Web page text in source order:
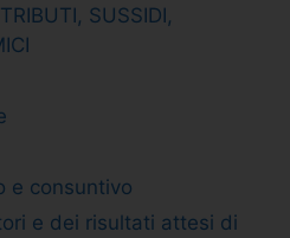
SUSSIDI,
e consuntivo
e dei risultati attesi di